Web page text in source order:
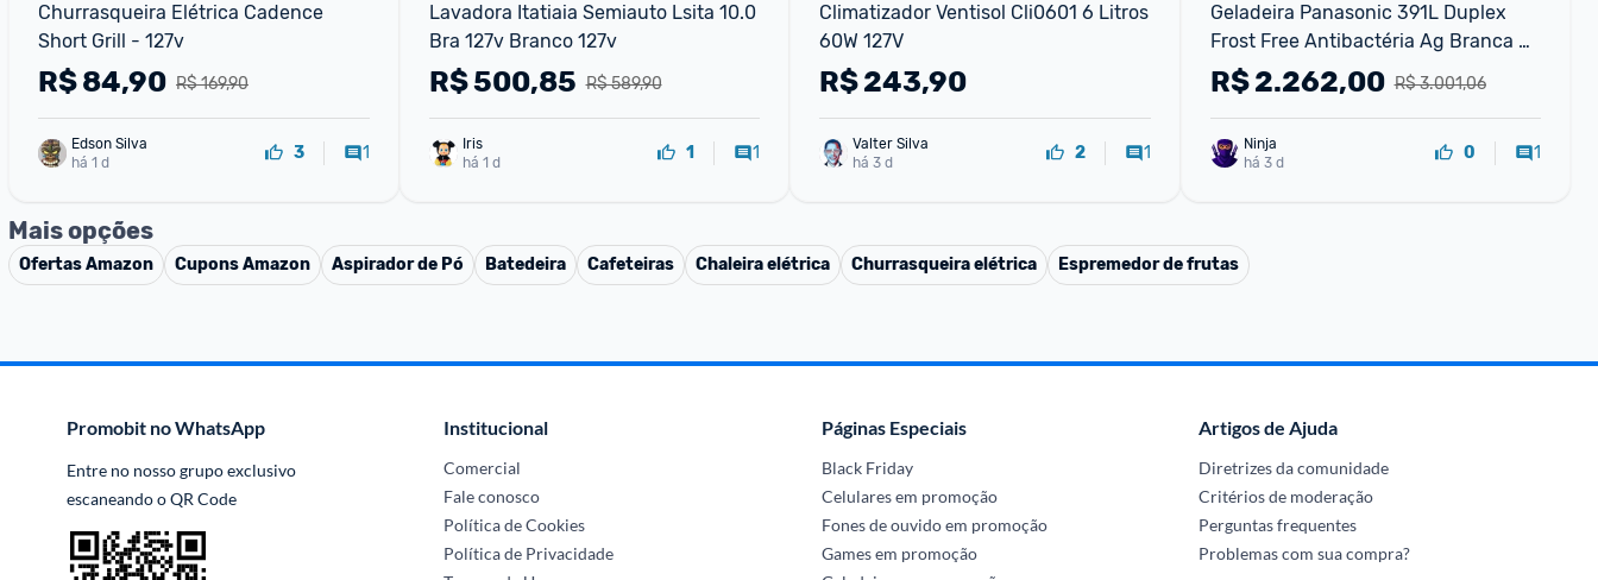
Churrasqueira Elétrica Cadence
Short Grill - 127v
R$ 169,90
R$84,90
Edson Silva
há 1 d
3 1
Lavadora Itatiaia Semiauto Lsita 10.0
Bra 127v Branco 127v
R$ 589,90
R$500,85
Iris
há 1 d
1 1
Climatizador Ventisol Cli0601 6 Litros
60W 127V
R$243,90
Valter Silva
há 3 d
2 1
Geladeira Panasonic 391L Duplex
Frost Free Antibactéria Ag Branca
NR-BT41PD2WA 127V - 110V
R$ 3.001,06
R$2.262,00
há 3 d
0 1
Mais opções
OfertasAmazon CuponsAmazon Aspirador de Pó Batedeira Cafeteiras Chaleira elétrica Churrasqueira elétrica Espremedor de frutas
Promobit no WhatsApp
Entre no nosso grupo exclusivo
escaneando o QR Code
Institucional
Comercial
Fale conosco
Política de Cookies
Política de Privacidade
Páginas Especiais
Black Friday
Celulares em promoção
Fones de ouvido em promoção
Games em promoção
Artigos de Ajuda
Diretrizes da comunidade
Critérios de moderação
Perguntas frequentes
Problemas com sua compra?